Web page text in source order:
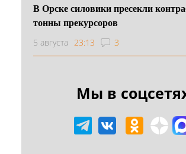
В Орске силовики пресекли
тонны прекурсоров
5 августа 23:13 3
Мы в